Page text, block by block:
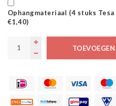
Ophangmateriaal (4 stuks
€1,40)